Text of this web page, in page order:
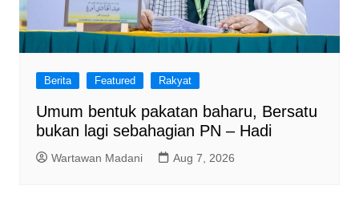
Berita Featured Rakyat
Umum bentuk pakatan baharu, Bersatu
bukan lagi sebahagian PN – Hadi
Wartawan Madani Aug 7, 2026